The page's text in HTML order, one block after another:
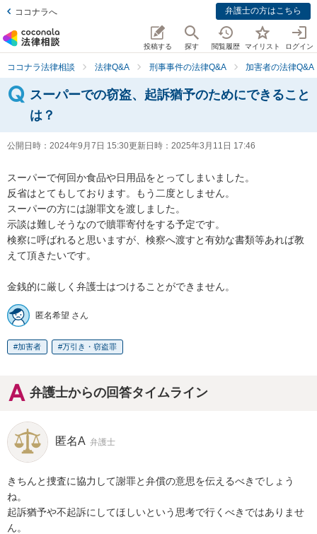
ココナラへ 弁護士の方はこちら
投稿する 探す 閲覧履歴 マイリスト ログイン
ココナラ法律相談 法律Q&A 刑事事件の法律Q&A 加害者の法律Q&A
スーパーでの窃盗、起訴猶予のためにできること
は？
公開日時： 2024年9月7日 15:30更新日時： 2025年3月11日 17:46
スーパーで何回か食品や日用品をとってしまいました。
反省はとてもしております。もう二度としません。
スーパーの方には謝罪文を渡しました。
示談は難しそうなので贖罪寄付をする予定です。
検察に呼ばれると思いますが、検察へ渡すと有効な書類等あれば教
えて頂きたいです。
金銭的に厳しく弁護士はつけることができません。
匿名希望 さん
加害者 万引き・窃盗罪
弁護士からの回答タイムライン
匿名A 弁護士
きちんと捜査に協力して謝罪と弁償の意思を伝えるべきでしょう
ね。
起訴猶予や不起訴にしてほしいという思考で行くべきではありませ
ん。